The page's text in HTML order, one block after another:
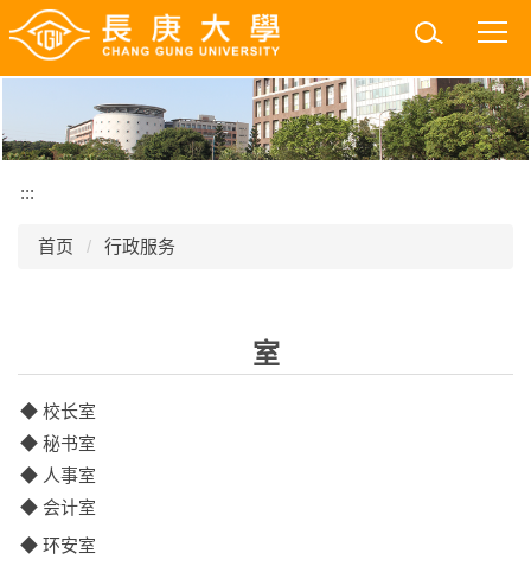
跳
到
容
:::
首页 行政服务
室
◆ 校长室
◆ 秘书室
◆ 人事室
◆ 会计室
◆ 环安室